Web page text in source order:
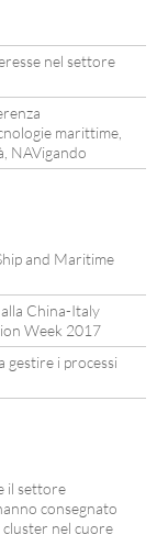
nel settore
marittime,
NAVigando
and Maritime
China-Italy
Week 2017
gestire i processi
il settore
consegnato
cluster nel cuore